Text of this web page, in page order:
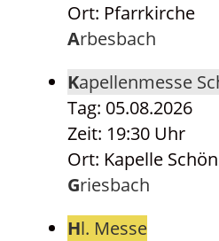
Ort: Pfarrkirche
Arbesbach
Kapellenmesse
Tag: 05.08.2026
Zeit: 19:30 Uhr
Ort: Kapelle
Griesbach
Hl. Messe